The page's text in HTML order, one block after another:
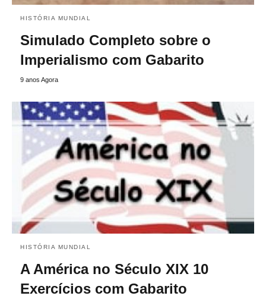
HISTÓRIA MUNDIAL
Simulado Completo sobre o
Imperialismo com Gabarito
9 anos Agora
HISTÓRIA MUNDIAL
A América no Século XIX 10
Exercícios com Gabarito